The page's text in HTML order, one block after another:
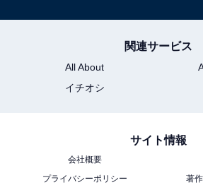
そこにマンゴー、白桃、オレンジ、
リコットを使った甘酸っぱいフルー
いたのですが、あっという間に飲み
関連サービス
All About
イチオシ
サイト情報
会社概要
プライバシーポリシー
著